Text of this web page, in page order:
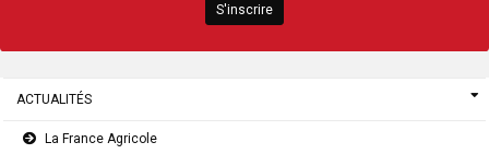
S'inscrire
ACTUALITÉS
La France Agricole